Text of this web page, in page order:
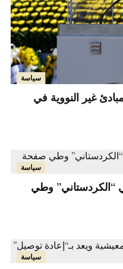
سياسة
غير النووية في
سياسة
“الكردستاني” وطي
سياسة